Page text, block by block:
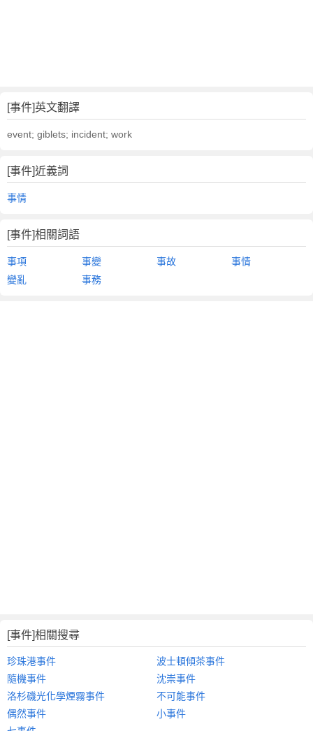
[事件]英文翻譯
event; giblets; incident; work
[事件]近義詞
事情
[事件]相關詞語
事項 事變 事故
事情
變亂
事務
[事件]相關搜尋
珍珠港事件
波士頓傾茶事件
隨機事件
沈崇事件
洛杉磯光化學煙霧事件
不可能事件
偶然事件
小事件